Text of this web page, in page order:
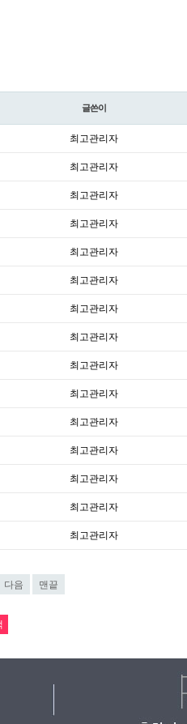
글쓴이
최고관리자
최고관리자
최고관리자
최고관리자
최고관리자
최고관리자
최고관리자
최고관리자
최고관리자
최고관리자
최고관리자
최고관리자
최고관리자
최고관리자
최고관리자
다음 맨끝